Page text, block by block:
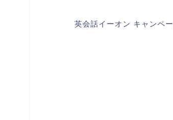
英会話イーオン キャンペ